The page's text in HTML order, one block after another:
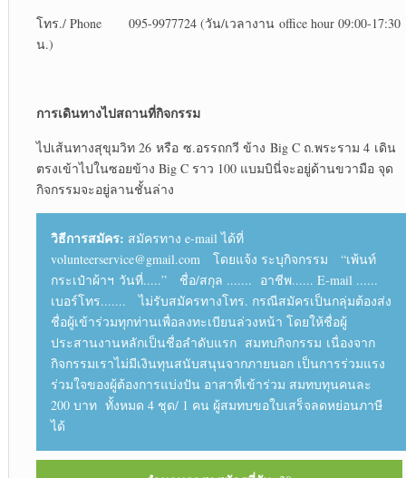
โทร./ Phone 095-9977724 (วัน/เวลางาน office hour 09:00-17:30
น.)
การเดินทางไปสถานที่กิจกรรม
ไปเส้นทางสุขุมวิท 26 หรือ ซ.อรรถกวี ข้าง Big C ถ.พระราม 4 เดิน
ตรงเข้าไปในซอยข้าง Big C ราว 100 แบมบินี่จะอยู่ด้านขวามือ จุด
กิจกรรมจะอยู่ลานชั้นล่าง
วิธีการสมัคร: สมัครทาง e-mail ได้ที่
volunteerservice@gmail.com โดยแจ้ง ระบุกิจกรรม “เพ้นท์
กระเป๋าผ้าฯ วันที่.....” ชื่อ/สกุล ....... อาชีพ...... E-mail ......
เบอร์โทร....... ไม่รับสมัครทางโทร. กรณีสมัครเป็นกลุ่มต้องส่ง
ชื่อผู้เข้าร่วมทุกท่านเพื่อลงทะเบียนล่วงหน้า โดยให้ชื่อผู้
ประสานงานหลักเป็นชื่อลำดับแรก สมทบกิจกรรม เนื่องจาก
กิจกรรมเราไม่มีเงินทุนสนับสนุนจากภายนอก เป็นการร่วมแรง
ร่วมใจของผู้ต้องการแบ่งปัน อาสาที่เข้าร่วม สมทบทุนคนละ
200 บาท ทั้งหมด 4 ชุด/ 1 คน ผู้สมทบขอใบเสร็จลดหย่อนภาษี
ได้